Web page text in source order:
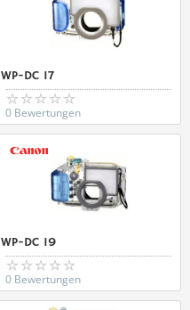
WP-DC 17
0 Bewertungen
WP-DC 19
0 Bewertungen